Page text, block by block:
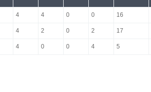
4 4 0 0 16
4 2 0 2 17
4 0 0 4 5